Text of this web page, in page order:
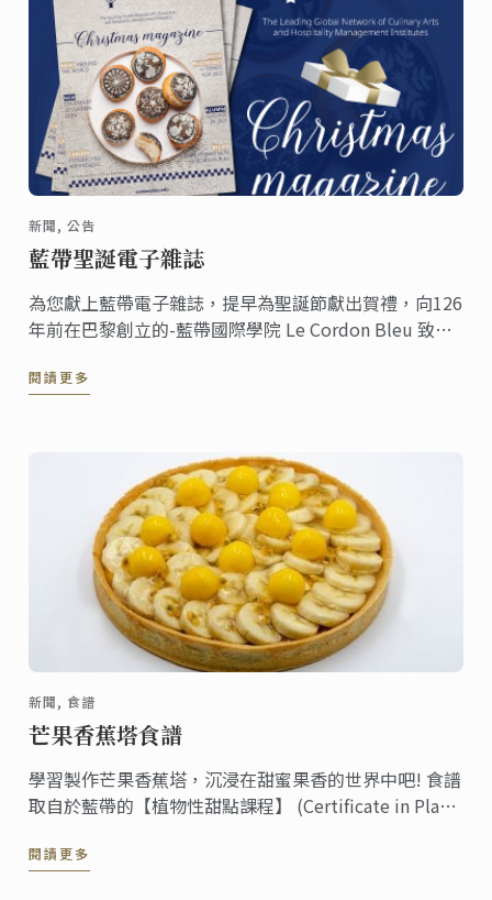
新聞, 公告
藍帶聖誕電子雜誌
為您獻上藍帶電子雜誌，提早為聖誕節獻出賀禮，向126
年前在巴黎創立的-藍帶國際學院 Le Cordon Bleu 致
閱讀更多
新聞, 食譜
芒果香蕉塔食譜
學習製作芒果香蕉塔，沉浸在甜蜜果香的世界中吧! 食譜
取自於藍帶的【植物性甜點課程】 (Certificate in Plant-
程」與「藍帶倫敦校區」共同主導合作推行。
閱讀更多